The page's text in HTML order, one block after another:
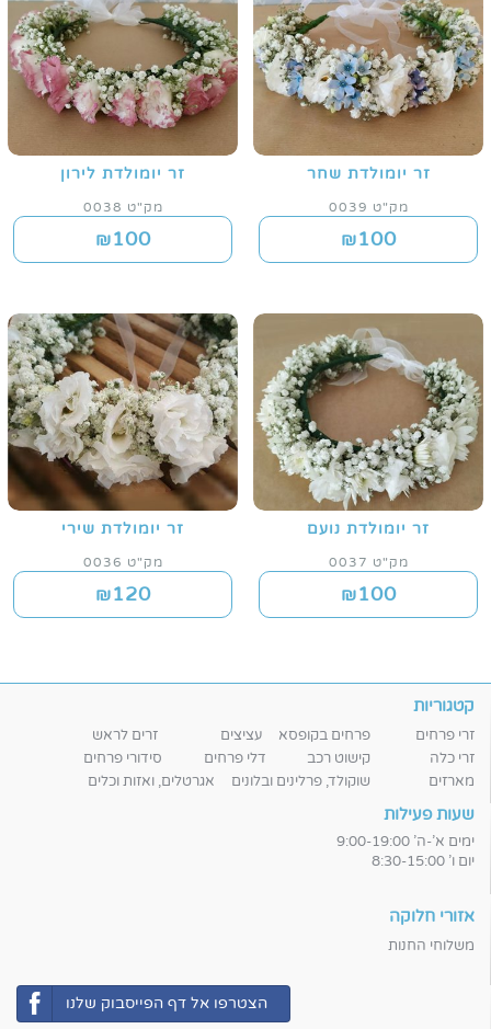
זר יומולדת שחר
מק"ט 0039
₪100
זר יומולדת לירון
מק"ט 0038
₪100
זר יומולדת נועם
מק"ט 0037
₪100
זר יומולדת שירי
מק"ט 0036
₪120
קטגוריות
זרי פרחים פרחים בקופסא עציצים
זרים לראש
זרי כלה
קישוט רכב דלי פרחים
סידורי פרחים
מארזים
שוקולד, פרלינים ובלונים אגרטלים, ואזות וכלים
שעות פעילות
ימים א'-ה' 9:00-19:00
יום ו' 8:30-15:00
אזורי חלוקה
משלוחי החנות
הצטרפו אל דף הפייסבוק שלנו